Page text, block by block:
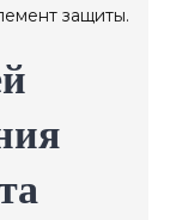
защиты.